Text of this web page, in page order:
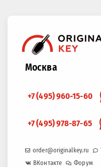
Москва
+7 (495) 960-15-60
+7 (495) 978-87-65
order@originalkey.ru
ВКонтакте
Форум